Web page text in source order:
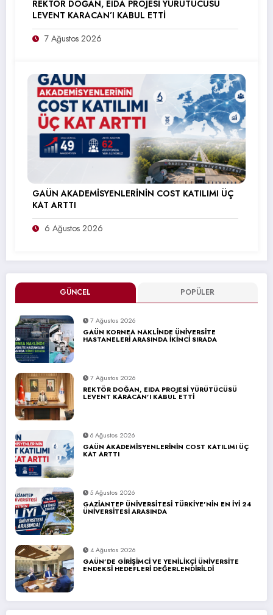
GÜNCEL POPÜLER
7 Ağustos 2026
GAÜN KORNEA NAKLİNDE ÜNİVERSİTE
HASTANELERİ ARASINDA İKİNCİ SIRADA
7 Ağustos 2026
REKTÖR DOĞAN, EIDA PROJESİ YÜRÜTÜCÜSÜ
LEVENT KARACAN’I KABUL ETTİ
6 Ağustos 2026
GAÜN AKADEMİSYENLERİNİN COST KATILIMI ÜÇ
KAT ARTTI
5 Ağustos 2026
GAZİANTEP ÜNİVERSİTESİ TÜRKİYE’NİN EN İYİ 24
ÜNİVERSİTESİ ARASINDA
4 Ağustos 2026
GAÜN’DE GİRİŞİMCİ VE YENİLİKÇİ ÜNİVERSİTE
ENDEKSİ HEDEFLERİ DEĞERLENDİRİLDİ
REKTÖR DOĞAN, EIDA PROJESİ YÜRÜTÜCÜSÜ
LEVENT KARACAN’I KABUL ETTİ
7 Ağustos 2026
GAÜN AKADEMİSYENLERİNİN COST KATILIMI ÜÇ
KAT ARTTI
6 Ağustos 2026